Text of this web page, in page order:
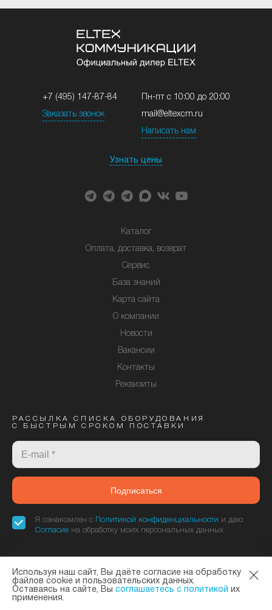
+7 (495) 147-87-84
Заказать звонок
Пн-пт с 10:00 до 20:00
mail@eltexcm.ru
Написать нам
Узнать цены
Каталог
Оплата, доставка, возврат
Сервис
База знаний
Карта сайта
О компании
Новости
Вакансии
Контакты
Реквизиты
РАССЫЛКА СПИСКА ОБОРУДОВАНИЯ
С БЫСТРЫМ СРОКОМ ПОСТАВКИ
Подписаться
Я ознакомлен с Политикой конфиденциальности и даю
Согласие на обработку моих персональных данных
«Элтекс Коммуникации» - официальный дилер завода ELTEX. © 2013—
2026Политика конфиденциальностииСогласие на обработку данных
Используя наш сайт, Вы даёте согласие на обработку
файлов cookie и пользовательских данных.
Оставаясь на сайте, Вы соглашаетесь с политикой их
применения.